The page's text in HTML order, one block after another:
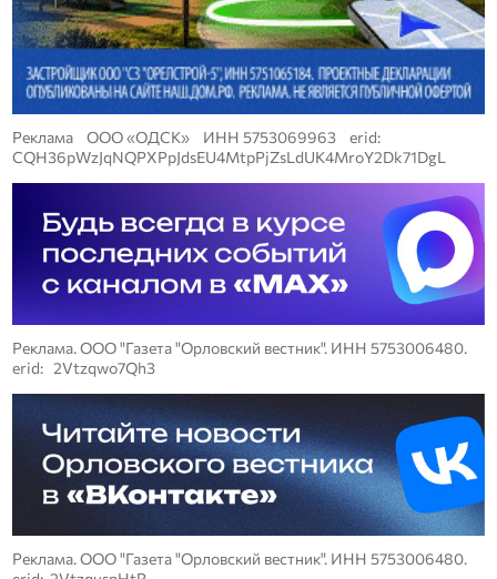
Реклама ООО «ОДСК» ИНН 5753069963 erid:
CQH36pWzJqNQPXPpJdsEU4MtpPjZsLdUK4MroY2Dk71DgL
Реклама. ООО "Газета "Орловский вестник". ИНН 5753006480.
erid: 2Vtzqwo7Qh3
Реклама. ООО "Газета "Орловский вестник". ИНН 5753006480.